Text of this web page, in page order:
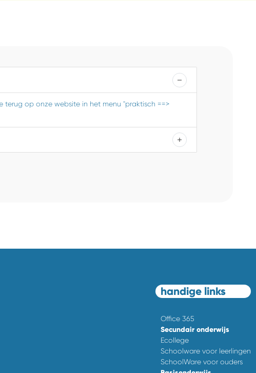
op onze website in het menu "praktisch ==>
handige links
Office 365
Secundair onderwijs
Ecollege
Schoolware voor leerlingen
SchoolWare voor ouders